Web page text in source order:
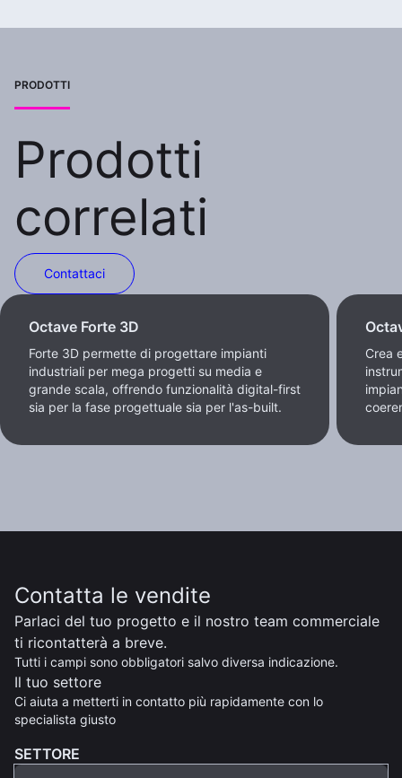
PRODOTTI
Prodotti
correlati
Contattaci
Octave Forte 3D
Forte 3D permette di progettare impianti
industriali per mega progetti su media e
grande scala, offrendo funzionalità digital-first
sia per la fase progettuale sia per l'as-built.
Crea
Contatta le vendite
Parlaci del tuo progetto e il nostro team commerciale
ti ricontatterà a breve.
Tutti i campi sono obbligatori salvo diversa indicazione.
Il tuo settore
Ci aiuta a metterti in contatto più rapidamente con lo
specialista giusto
SETTORE